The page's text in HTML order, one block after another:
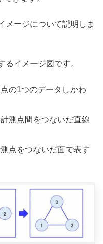
メージについて説明しま
イメージ図です。
の1つのデータしかわ
測点間をつないだ直線
点をつないだ面で表す